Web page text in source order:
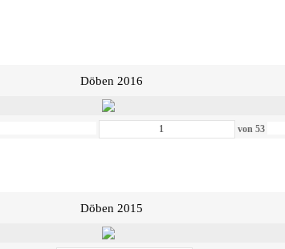
Döben 2016
von53
Döben 2015